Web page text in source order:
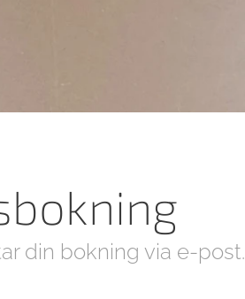
din bokning via e-post.